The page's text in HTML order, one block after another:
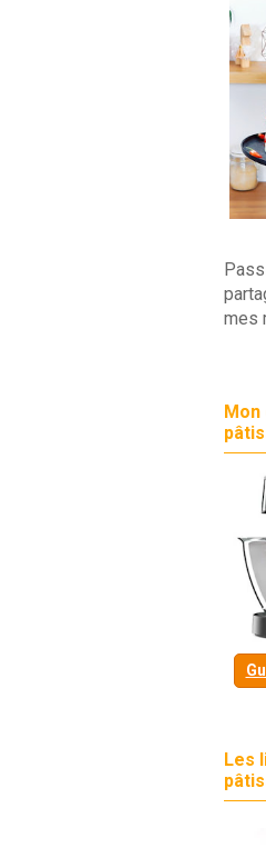
mes
Les